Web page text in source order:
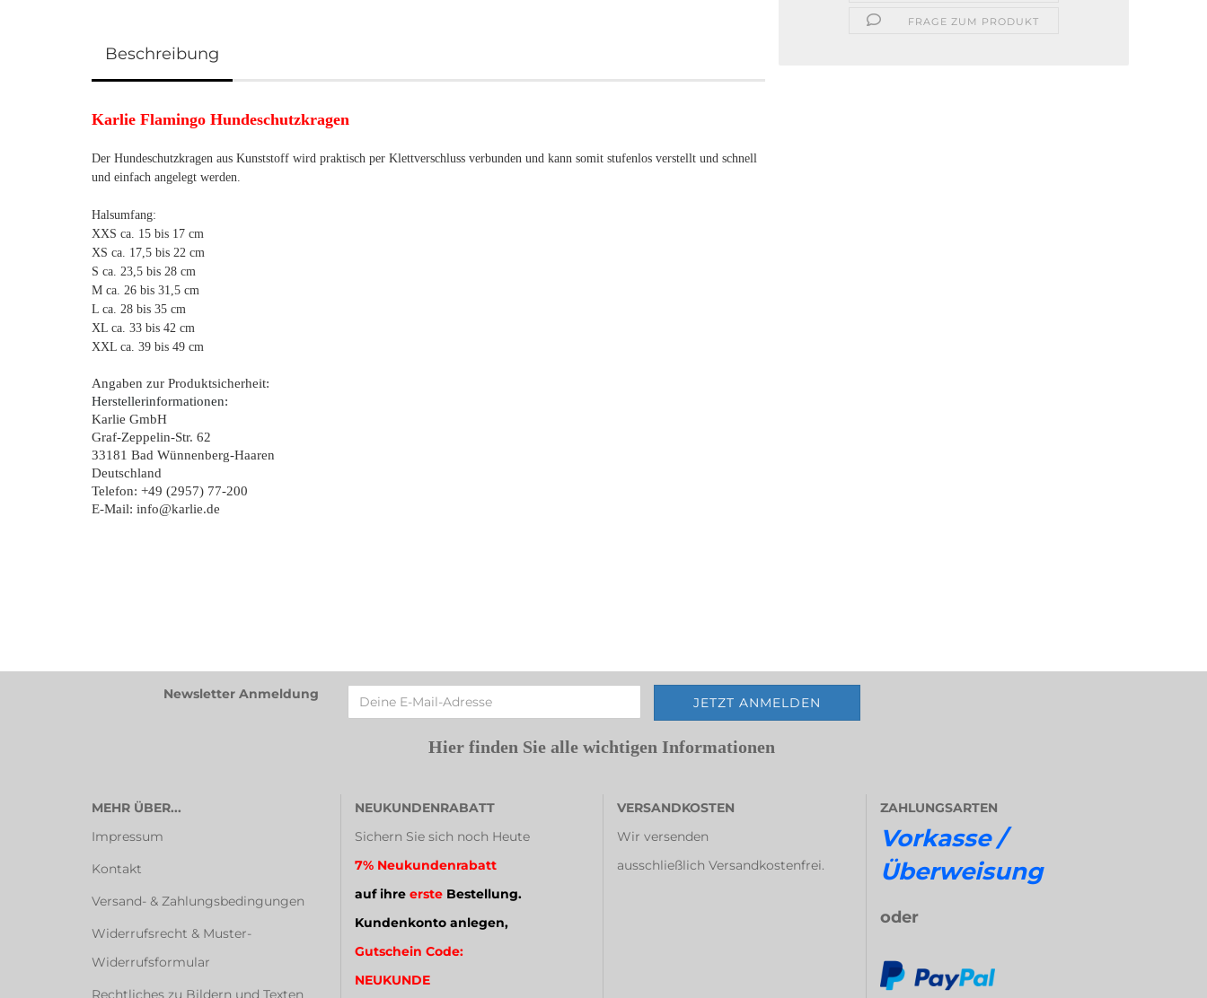
FRAGE ZUM PRODUKT
Beschreibung
Karlie Flamingo Hundeschutzkragen
Der Hundeschutzkragen aus Kunststoff wird praktisch per Klettverschluss verbunden und kann somit stufenlos verstellt und schnell
und einfach angelegt werden.
Halsumfang:
XXS ca. 15 bis 17 cm
XS ca. 17,5 bis 22 cm
S ca. 23,5 bis 28 cm
M ca. 26 bis 31,5 cm
L ca. 28 bis 35 cm
XL ca. 33 bis 42 cm
XXL ca. 39 bis 49 cm
Angaben zur Produktsicherheit:
Herstellerinformationen:
Karlie GmbH
Graf-Zeppelin-Str. 62
33181 Bad Wünnenberg-Haaren
Deutschland
Telefon: +49 (2957) 77-200
E-Mail: info@karlie.de
Newsletter Anmeldung
Hier finden Sie alle wichtigen Informationen
MEHR ÜBER...
Impressum
Kontakt
Versand- & Zahlungsbedingungen
Widerrufsrecht & Muster-
Widerrufsformular
Rechtliches zu Bildern und Texten
NEUKUNDENRABATT
Sichern Sie sich noch Heute
7% Neukundenrabatt
auf ihre ersteBestellung.
Kundenkonto anlegen,
Gutschein Code:
NEUKUNDE
VERSANDKOSTEN
Wir versenden
ausschließlich Versandkostenfrei.
ZAHLUNGSARTEN
Vorkasse /
Überweisung
oder